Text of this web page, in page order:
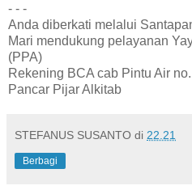
- - -
Anda diberkati melalui
Mari mendukung pelayanan
(PPA)
Rekening BCA cab Pintu Air
Pancar Pijar Alkitab
STEFANUS SUSANTO di 22.21
Berbagi